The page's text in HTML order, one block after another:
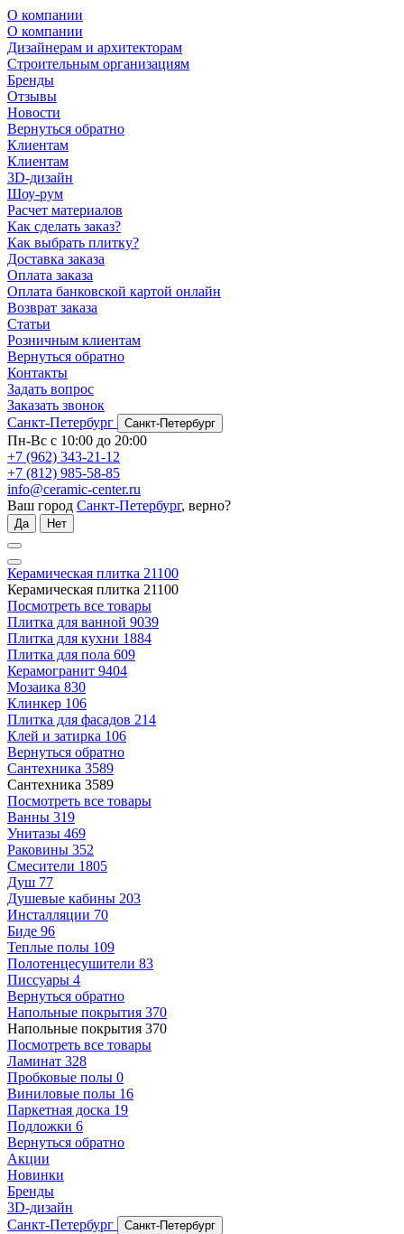
О компании
О компании
Дизайнерам и архитекторам
Строительным организациям
Бренды
Отзывы
Новости
Вернуться обратно
Клиентам
Клиентам
3D-дизайн
Шоу-рум
Расчет материалов
Как сделать заказ?
Как выбрать плитку?
Доставка заказа
Оплата заказа
Оплата банковской картой онлайн
Возврат заказа
Статьи
Розничным клиентам
Вернуться обратно
Контакты
Задать вопрос
Заказать звонок
Санкт-Петербург
Санкт-Петербург
Пн-Вс с 10:00 до 20:00
+7 (962) 343-21-12
+7 (812) 985-58-85
info@ceramic-center.ru
Ваш город Санкт-Петербург, верно?
Да Нет
Керамическая плитка 21100
Керамическая плитка 21100
Посмотреть все товары
Плитка для ванной 9039
Плитка для кухни 1884
Плитка для пола 609
Керамогранит 9404
Мозаика 830
Клинкер 106
Плитка для фасадов 214
Клей и затирка 106
Вернуться обратно
Сантехника 3589
Сантехника 3589
Посмотреть все товары
Ванны 319
Унитазы 469
Раковины 352
Смесители 1805
Душ 77
Душевые кабины 203
Инсталляции 70
Биде 96
Теплые полы 109
Полотенцесушители 83
Писсуары 4
Вернуться обратно
Напольные покрытия 370
Напольные покрытия 370
Посмотреть все товары
Ламинат 328
Пробковые полы 0
Виниловые полы 16
Паркетная доска 19
Подложки 6
Вернуться обратно
Акции
Новинки
Бренды
3D-дизайн
Санкт-Петербург
Санкт-Петербург